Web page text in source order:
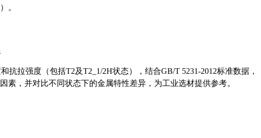
。
抗拉强度（包括T2及T2_1/2H状态），结合GB/T 5231-2012标准数据，
素，并对比不同状态下的金属特性差异，为工业选材提供参考。